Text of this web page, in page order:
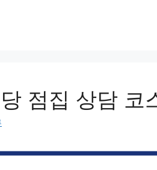
점집 상담 코